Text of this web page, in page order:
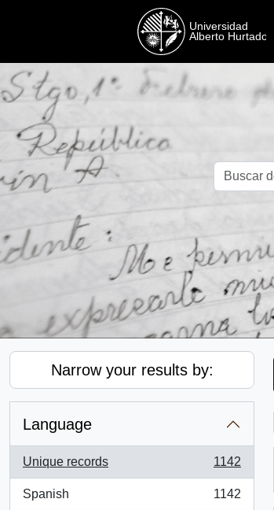
Narrow your results by:
Language
Unique records
, 1142 results
1142
Spanish
, 1142 results
1142